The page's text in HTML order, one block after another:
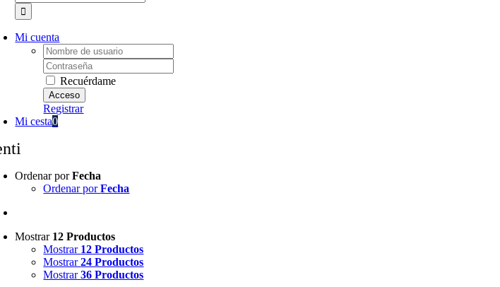
Mi cuenta
Username:
Password:
Recuérdame
Registrar
Mi cesta0
Ordenar porFecha
Ordenar porFecha
Mostrar 12 Productos
Mostrar 12 Productos
Mostrar24 Productos
Mostrar36 Productos